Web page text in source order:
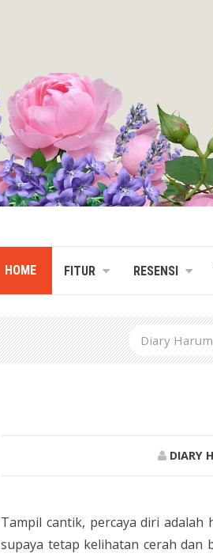
HOME FITUR RESENSI
Diary
DIARY
Tampil cantik, percaya diri
supaya tetap kelihatan cerah dan